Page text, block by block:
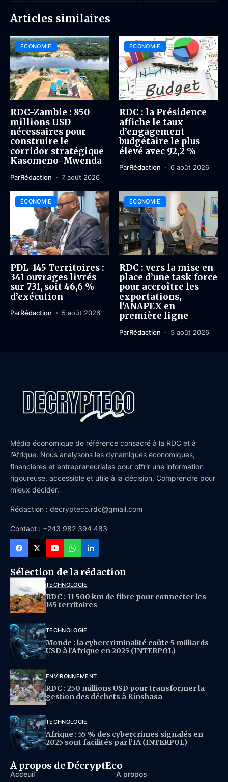
Articles similaires
ÉCONOMIE
RDC-Zambie : 850
millions USD
nécessaires pour
construire le
corridor stratégique
Kasomeno-Mwenda
ParRédaction 7 août 2026
ÉCONOMIE
RDC : la Présidence
affiche le taux
d’engagement
budgétaire le plus
élevé avec 92,2 %
ParRédaction 6 août 2026
ÉCONOMIE
PDL-145 Territoires :
341 ouvrages livrés
sur 731, soit 46,6 %
d’exécution
ParRédaction 5 août 2026
ÉCONOMIE
RDC : vers la mise en
place d’une task force
pour accroître les
exportations,
l’ANAPEX en
première ligne
ParRédaction 5 août 2026
Média économique de référence consacré à la RDC et à
l’Afrique. Nous analysons les dynamiques économiques,
financières et entrepreneuriales pour offrir une information
rigoureuse, accessible et utile à la décision. Comprendre pour
mieux décider.
Rédaction : decrypteco.rdc@gmail.com
Contact : +243 982 394 483
Sélection de la rédaction
TECHNOLOGIE
RDC : 11 500 km de fibre pour connecter les
145 territoires
TECHNOLOGIE
Monde : la cybercriminalité coûte 5 milliards
USD à l’Afrique en 2025 (INTERPOL)
ENVIRONNEMENT
RDC : 250 millions USD pour transformer la
gestion des déchets à Kinshasa
TECHNOLOGIE
Afrique : 55 % des cybercrimes signalés en
2025 sont facilités par l’IA (INTERPOL)
À propos de DécryptEco
Acceuil À propos